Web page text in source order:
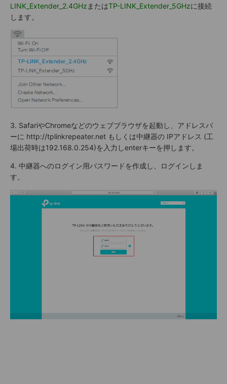
LINK_Extender_2.4GHz またはTP-LINK_Extender_5GHzに接続
します。
3. SafariやChromeなどのウェブブラウザを起動し、アドレスバ
ーに http://tplinkrepeater.net もしくは中継器の IPアドレス (工
場出荷時は192.168.0.254)を入力しenterキーを押します。
4. 中継器へのログイン用パスワードを作成し、ログインしま
す。